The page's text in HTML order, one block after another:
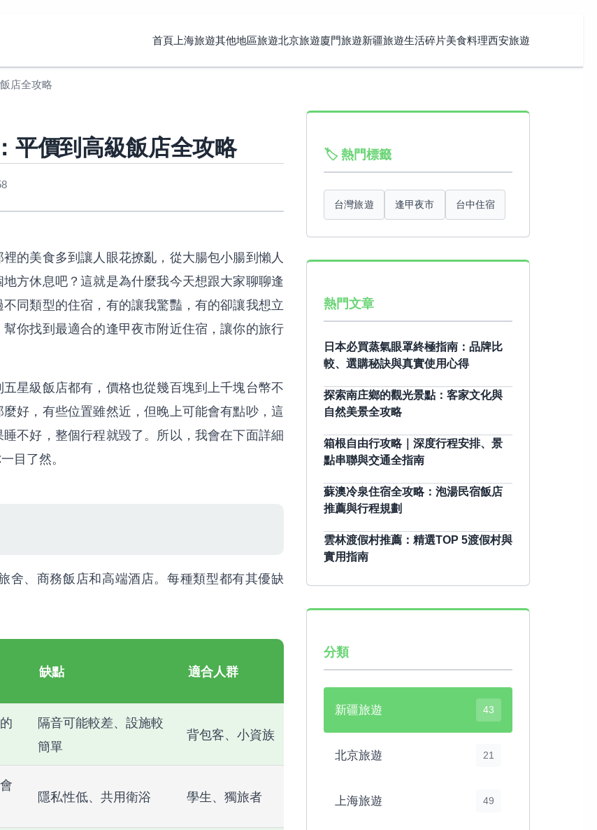
首頁 上海旅遊其他地區旅遊北京旅遊廈門旅遊新疆旅遊生活碎片美食料理西安旅遊
店全攻略
平價到高級飯店全攻略
的美食多到讓人眼花撩亂，從大腸包小腸到懶人
方休息吧？這就是為什麼我今天想跟大家聊聊逢
同類型的住宿，有的讓我驚豔，有的卻讓我想立
你找到最適合的逢甲夜市附近住宿，讓你的旅行
星級飯店都有，價格也從幾百塊到上千塊台幣不
好，有些位置雖然近，但晚上可能會有點吵，這
不好，整個行程就毀了。所以，我會在下面詳細
目了然。
舍、商務飯店和高端酒店。每種類型都有其優缺
缺點 適合人群
隔音可能較差、設施較
簡單
背包客、小資族
隱私性低、共用衛浴 學生、獨旅者
🏷️ 熱門標籤
台灣旅遊 逢甲夜市 台中住宿
熱門文章
日本必買蒸氣眼罩終極指南：品牌比
較、選購秘訣與真實使用心得
探索南庄鄉的觀光景點：客家文化與
自然美景全攻略
箱根自由行攻略｜深度行程安排、景
點串聯與交通全指南
蘇澳冷泉住宿全攻略：泡湯民宿飯店
推薦與行程規劃
雲林渡假村推薦：精選TOP 5渡假村與
實用指南
分類
新疆旅遊 43
北京旅遊 21
上海旅遊 49